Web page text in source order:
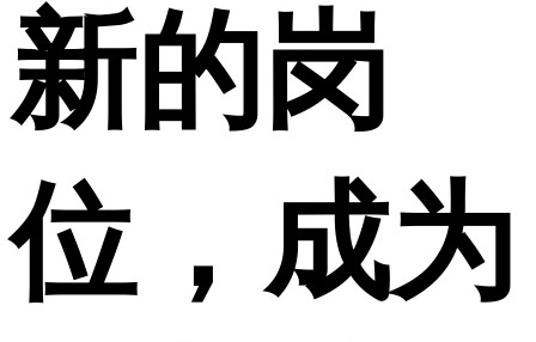
新的岗
位，成为